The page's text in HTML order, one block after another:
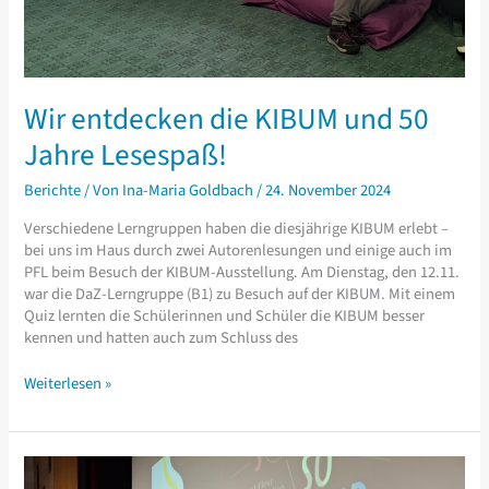
Wir entdecken die KIBUM und 50
Jahre Lesespaß!
Berichte/ Von Ina-Maria Goldbach/24. November 2024
Verschiedene Lerngruppen haben die diesjährige KIBUM erlebt –
bei uns im Haus durch zwei Autorenlesungen und einige auch im
PFL beim Besuch der KIBUM-Ausstellung. Am Dienstag, den 12.11.
war die DaZ-Lerngruppe (B1) zu Besuch auf der KIBUM. Mit einem
Quiz lernten die Schülerinnen und Schüler die KIBUM besser
kennen und hatten auch zum Schluss des
Wir
die
und
Weiterlesen »